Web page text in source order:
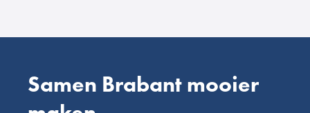
Samen Brabant mooier